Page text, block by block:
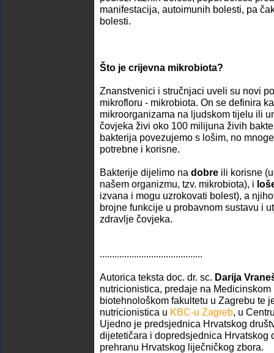
manifestacija, autoimunih bolesti, pa
bolesti.
Što je crijevna mikrobiota?
Znanstvenici i stručnjaci uveli su novi
mikrofloru - mikrobiota. On se definira
mikroorganizama na ljudskom tijelu ili
čovjeka živi oko 100 milijuna živih
bakterija povezujemo s lošim, no
potrebne i korisne.
Bakterije dijelimo na dobre ili korisne
našem organizmu, tzv. mikrobiota), i
izvana i mogu uzrokovati bolest), a
brojne funkcije u probavnom sustavu i
zdravlje čovjeka.
..........................................
Autorica teksta doc. dr. sc. Darija
nutricionistica, predaje na Medicinskom
biotehnološkom fakultetu u Zagrebu te
nutricionistica u KBC-u Zagreb, u
Ujedno je predsjednica Hrvatskog
dijetetičara i dopredsjednica Hrvatskog
prehranu Hrvatskog liječničkog zbora.